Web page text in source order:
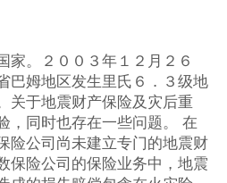
家。２００３年１２月２６
巴姆地区发生里氏６．３级地
关于地震财产保险及灾后重
，同时也存在一些问题。 在
险公司尚未建立专门的地震财
保险公司的保险业务中，地震